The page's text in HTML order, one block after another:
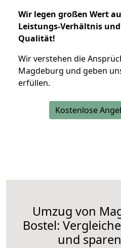
Wir legen großen Wert
Leistungs-Verhältnis
Qualität!
Wir verstehen die
Magdeburg und geben
erfüllen.
Kostenlose
Umzug von
Bostel:
und